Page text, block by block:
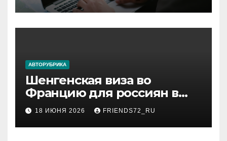
АВТОРУБРИКА
Шенгенская виза во
Францию для россиян в
2026 году: сроки от 3 дней
и список необходимых
документов
18 ИЮНЯ 2026 FRIENDS72_RU